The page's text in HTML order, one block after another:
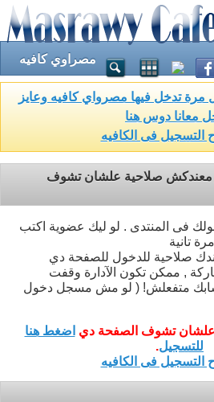
مصراوي كافيه
مرة تدخل فيها مصرواي كافيه وعايز
معانا دوس هنا
التسجيل فى الكافيه
صلاحية علشان تشوف
فى المنتدى . لو ليك عضوية اكتب
تانية
صلاحية للدخول للصفحة دي
, ممكن تكون الآدارة وقفت
متفعلش! ( لو مش مسجل دخول
علشان تشوف الصفحة دي اضغط هنا
للتسجيل.
التسجيل فى الكافيه